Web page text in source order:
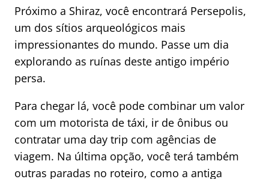
Próximo a Shiraz, você encontrará Persepolis,
um dos sítios arqueológicos mais
impressionantes do mundo. Passe um dia
explorando as ruínas deste antigo império
persa.
Para chegar lá, você pode combinar um valor
com um motorista de táxi, ir de ônibus ou
contratar uma day trip com agências de
viagem. Na última opção, você terá também
outras paradas no roteiro, como a antiga